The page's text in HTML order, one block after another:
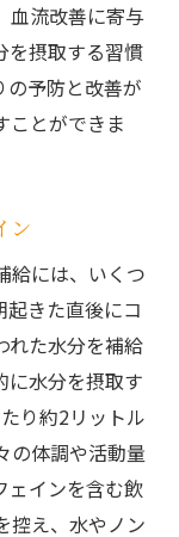
血流改善に寄与
を摂取する習慣
の予防と改善が
ことができま
ン
給には、いくつ
起きた直後にコ
れた水分を補給
に水分を摂取す
り約2リットル
の体調や活動量
ェインを含む飲
控え、水やノン